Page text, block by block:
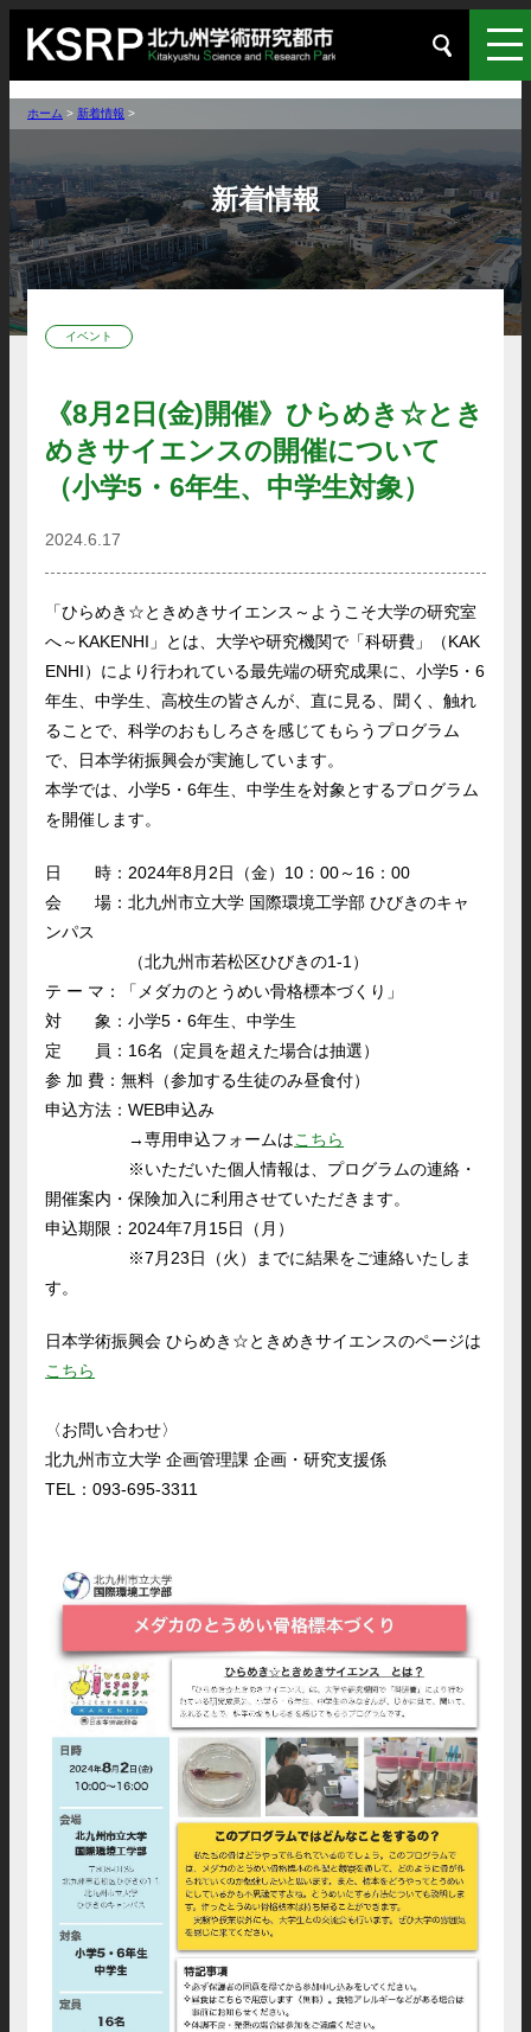
ホーム >新着情報 >
新着情報
イベント
《8月2日(金)開催》ひらめき☆とき
めきサイエンスの開催について
（小学5・6年生、中学生対象）
2024.6.17
「ひらめき☆ときめきサイエンス～ようこそ大学の研究室
へ～KAKENHI」とは、大学や研究機関で「科研費」（KAK
ENHI）により行われている最先端の研究成果に、小学5・6
年生、中学生、高校生の皆さんが、直に見る、聞く、触れ
ることで、科学のおもしろさを感じてもらうプログラム
で、日本学術振興会が実施しています。
本学では、小学5・6年生、中学生を対象とするプログラム
を開催します。
日 時：2024年8月2日（金）10：00～16：00
会 場：北九州市立大学 国際環境工学部 ひびきのキャ
ンパス
（北九州市若松区ひびきの1-1）
テ ー マ：「メダカのとうめい骨格標本づくり」
対 象：小学5・6年生、中学生
定 員：16名（定員を超えた場合は抽選）
参 加 費：無料（参加する生徒のみ昼食付）
申込方法：WEB申込み
→専用申込フォームはこちら
※いただいた個人情報は、プログラムの連絡・
開催案内・保険加入に利用させていただきます。
申込期限：2024年7月15日（月）
※7月23日（火）までに結果をご連絡いたしま
す。
日本学術振興会 ひらめき☆ときめきサイエンスのページは
こちら
〈お問い合わせ〉
北九州市立大学 企画管理課 企画・研究支援係
TEL：093-695-3311